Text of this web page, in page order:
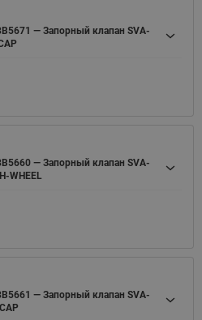
— Запорный клапан SVA-
— Запорный клапан SVA-
WHEEL
— Запорный клапан SVA-